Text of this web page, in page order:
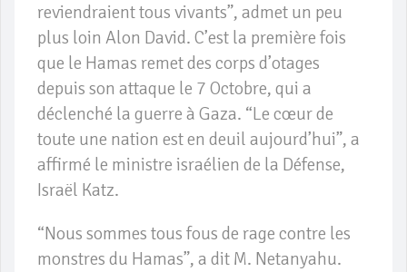
reviendraient tous vivants”, admet un peu
plus loin Alon David. C’est la première fois
que le Hamas remet des corps d’otages
depuis son attaque le 7 Octobre, qui a
déclenché la guerre à Gaza. “Le cœur de
toute une nation est en deuil aujourd’hui”, a
affirmé le ministre israélien de la Défense,
Israël Katz.
“Nous sommes tous fous de rage contre les
monstres du Hamas”, a dit M. Netanyahu.